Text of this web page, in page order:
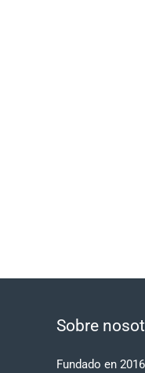
Sobre
Fundado en